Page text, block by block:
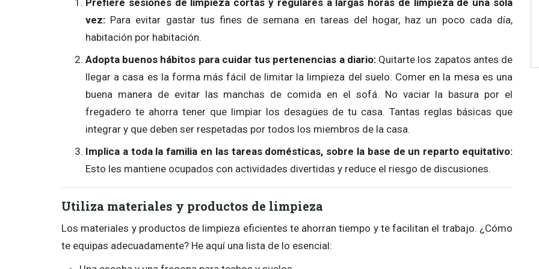
Prefiere sesiones de limpieza cortas y regulares a largas horas de limpieza de una sola
vez: Para evitar gastar tus fines de semana en tareas del hogar, haz un poco cada día,
habitación por habitación.
Adopta buenos hábitos para cuidar tus pertenencias a diario:Quitarte los zapatos antes de
llegar a casa es la forma más fácil de limitar la limpieza del suelo. Comer en la mesa es una
buena manera de evitar las manchas de comida en el sofá. No vaciar la basura por el
fregadero te ahorra tener que limpiar los desagües de tu casa. Tantas reglas básicas que
integrar y que deben ser respetadas por todos los miembros de la casa.
Implica a toda la familia en las tareas domésticas, sobre la base de un reparto equitativo:
Esto les mantiene ocupados con actividades divertidas y reduce el riesgo de discusiones.
Utiliza materiales y productos de limpieza
Los materiales y productos de limpieza eficientes te ahorran tiempo y te facilitan el trabajo. ¿Cómo
te equipas adecuadamente? He aquí una lista de lo esencial: